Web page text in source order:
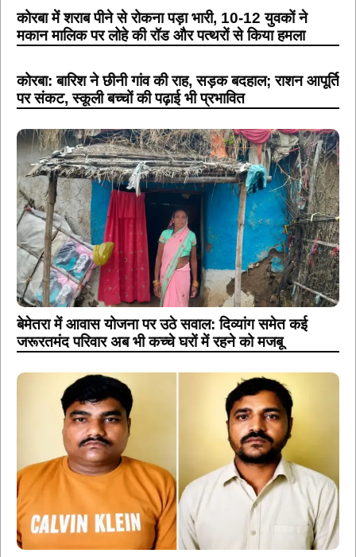
कोरबा में शराब पीने से रोकना पड़ा भारी, 10-12 युवकों ने
मकान मालिक पर लोहे की रॉड और पत्थरों से किया हमला
कोरबा: बारिश ने छीनी गांव की राह, सड़क बदहाल; राशन आपूर्ति
पर संकट, स्कूली बच्चों की पढ़ाई भी प्रभावित
बेमेतरा में आवास योजना पर उठे सवाल: दिव्यांग समेत कई
जरूरतमंद परिवार अब भी कच्चे घरों में रहने को मजबू